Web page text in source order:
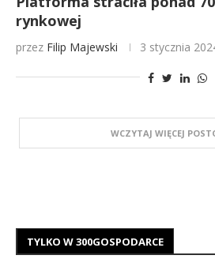
rynkowej
przez Filip Majewski 3 stycznia
WCZYTAJ WIĘCEJ
TYLKO W 300GOSPODARCE